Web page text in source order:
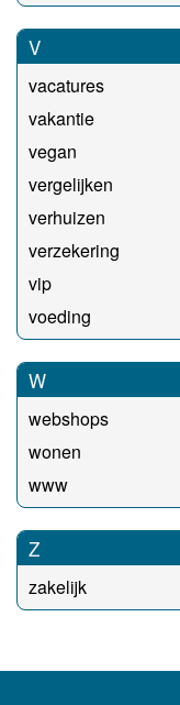
V
vacatures
vakantie
vegan
vergelijken
verhuizen
verzekering
vip
voeding
W
webshops
wonen
www
Z
zakelijk